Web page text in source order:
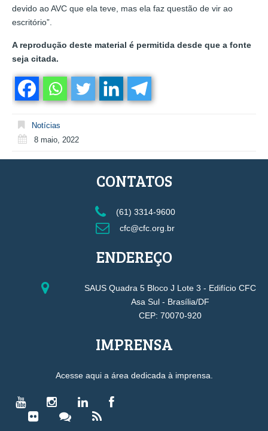
devido ao AVC que ela teve, mas ela faz questão de vir ao
escritório”.
A reprodução deste material é permitida desde que a fonte
seja citada.
Notícias
8 maio, 2022
CONTATOS
(61) 3314-9600
cfc@cfc.org.br
ENDEREÇO
SAUS Quadra 5 Bloco J Lote 3 - Edifício CFC
Asa Sul - Brasília/DF
CEP: 70070-920
IMPRENSA
Acesse aqui a área dedicada à imprensa.